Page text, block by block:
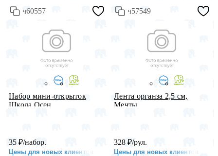
ч60557
Набор мини-открыток
Школа Осен...
35 ₽/набор.
Цены для новых клиентов
ч57549
Лента органза 2,5 см,
Мечты, ...
328 ₽/рул.
Цены для новых клиентов